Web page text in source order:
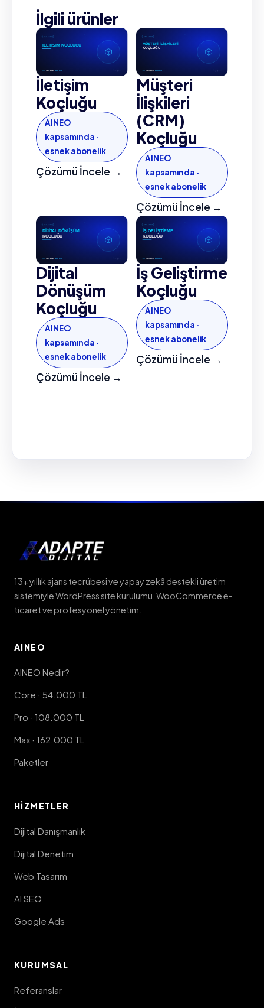
İlgili ürünler
İletişim
Koçluğu
AINEO
kapsamında ·
esnek abonelik
Çözümü İncele →
Müşteri
İlişkileri
(CRM)
Koçluğu
AINEO
kapsamında ·
esnek abonelik
Çözümü İncele →
Dijital
Dönüşüm
Koçluğu
AINEO
kapsamında ·
esnek abonelik
Çözümü İncele →
İş Geliştirme
Koçluğu
AINEO
kapsamında ·
esnek abonelik
Çözümü İncele →
13+ yıllık ajans tecrübesi ve yapay zekâ destekli üretim
sistemiyle WordPress site kurulumu, WooCommerce e-
ticaret ve profesyonel yönetim.
AINEO
AINEO Nedir?
Core · 54.000 TL
Pro · 108.000 TL
Max · 162.000 TL
Paketler
HIZMETLER
Dijital Danışmanlık
Dijital Denetim
Web Tasarım
AI SEO
Google Ads
KURUMSAL
Referanslar